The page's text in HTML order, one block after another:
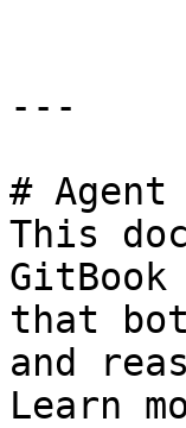
---
#
This
that
and
Learn